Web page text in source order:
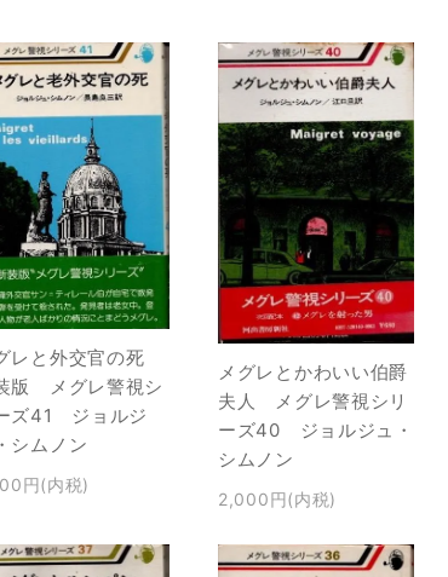
レと外交官の死
版 メグレ警視シ
ズ41 ジョルジ
シムノン
円(内税)
メグレとかわいい伯爵
夫人 メグレ警視シリ
ーズ40 ジョルジュ・
シムノン
2,000円(内税)